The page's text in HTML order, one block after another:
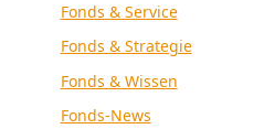
Fonds & Service
Fonds & Strategie
Fonds & Wissen
Fonds-News